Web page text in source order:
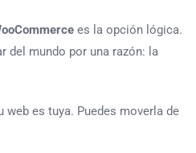
es la opción lógica.
del mundo por una razón: la
web es tuya. Puedes moverla de